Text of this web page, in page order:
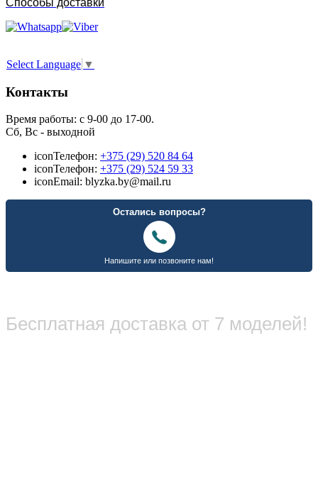
Select Language ▼
Контакты
Время работы: с 9-00 до 17-00.
Сб, Вс - выходной
iconТелефон: +375 (29) 520 84 64
iconТелефон: +375 (29) 524 59 33
iconEmail: blyzka.by@mail.ru
Бесплатная доставка от 7 моделей!